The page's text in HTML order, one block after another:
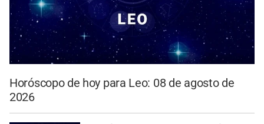
Horóscopo de hoy para Leo: 08 de agosto de
2026